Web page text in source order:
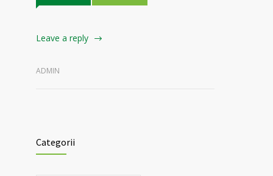
Leave a reply
ADMIN
Categorii